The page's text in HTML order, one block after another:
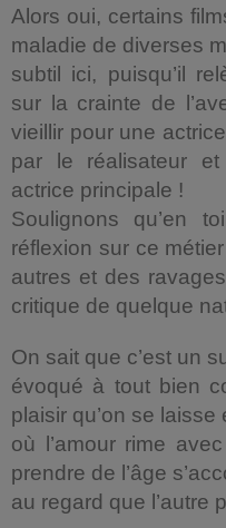
Alors oui, certains
maladie de diverses
subtil ici, puisqu’il
sur la crainte de
vieillir pour une
par le réalisateur
actrice principale !
Soulignons qu’en
réflexion sur ce
autres et des
critique de quelque
On sait que c’est un
évoqué à tout bien
plaisir qu’on se
où l’amour rime
prendre de l’âge
au regard que l’autre